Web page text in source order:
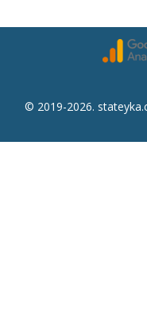
© 2019-2026.